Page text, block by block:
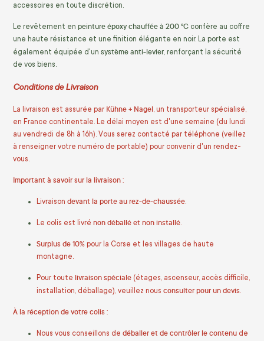
accessoires en toute discrétion.
Le revêtement en peinture époxy chauffée à 200 °C confère au coffre
une haute résistance et une finition élégante en noir. La porte est
également équipée d'un système anti-levier , renforçant la sécurité
de vos biens.
Conditions de Livraison
La livraison est assurée par Kühne + Nagel, un transporteur spécialisé,
en France continentale. Le délai moyen est d'une semaine (du lundi
au vendredi de 8h à 16h). Vous serez contacté par téléphone (veillez
à renseigner votre numéro de portable) pour convenir d'un rendez-
vous.
Important à savoir sur la livraison :
Livraison devant la porte au rez-de-chaussée.
Le colis est livré non déballé et non installé.
Surplus de 10% pour la Corse et les villages de haute
montagne.
Pour toute livraison spéciale (étages, ascenseur, accès difficile,
installation, déballage), veuillez nous consulter pour un devis.
À la réception de votre colis :
Nous vous conseillons de déballer et de contrôler le contenu de